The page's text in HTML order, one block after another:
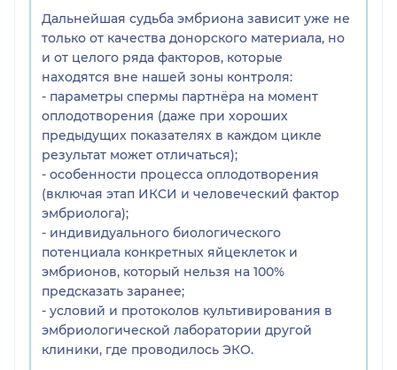
эмбриолголии и Родионова Г.Н. руководитель по
работе с клиентами сначала все хором отвечали,
что нет никаких обращений- электронных писем,
что им на электронную почту ничего не
приходило. До этого все договоры прекрасно
доходили. Когда все же я убедилась, что письмо
пришло- написали опять отказ. Отвечали
медленно и в конце сказали, что это качество
клеток мужа плохое.
Т.е. по факту клиника не несет ответственности за
качество яйцеклеток, а только за количество и
доставку.
Спермограмма мужа оценивалась всегда, как
хорошая. Он принимал все витамины,
рекомендованные врачом. Лечения ему никогда
не требовалось. ( До этого случая его показатель
оплодотворения был 80%).
На официальное письмо ответили отпиской.
По донору с 8 яйцеклетками, годная была только
Дальнейшая судьба эмбриона зависит уже не
только от качества донорского материала, но
и от целого ряда факторов, которые
находятся вне нашей зоны контроля:
- параметры спермы партнёра на момент
оплодотворения (даже при хороших
предыдущих показателях в каждом цикле
результат может отличаться);
- особенности процесса оплодотворения
(включая этап ИКСИ и человеческий фактор
эмбриолога);
- индивидуального биологического
потенциала конкретных яйцеклеток и
эмбрионов, который нельзя на 100%
предсказать заранее;
- условий и протоколов культивирования в
эмбриологической лаборатории другой
клиники, где проводилось ЭКО.